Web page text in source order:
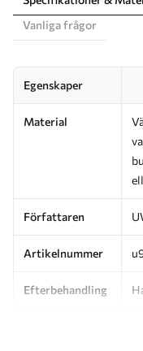
Vanliga frågor
Egenskaper
Material
Författaren
Artikelnummer
Efterbehandling